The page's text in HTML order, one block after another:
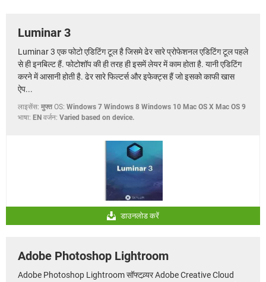
Luminar 3
Luminar 3 एक फोटो एडिटिंग टूल है जिसमे ढेर सारे प्रोफेशनल एडिटिंग टूल पहले
से ही इनबिल्ट हैं. फोटोशॉप की ही तरह ही इसमें लेयर में काम होता है. यानी एडिटिंग
करने में आसानी होती है. ढेर सारे फिल्टर्स और इफेक्ट्स हैं जो इसको काफी खास
ऐप...
लाइसेंस: मुफ्त OS: Windows 7 Windows 8 Windows 10 Mac OS X Mac OS 9
भाषा: EN वर्जन: Varied based on device.
डाउनलोड करें
Adobe Photoshop Lightroom
Adobe Photoshop Lightroom सॉफ्टव्र्यर Adobe Creative Cloud